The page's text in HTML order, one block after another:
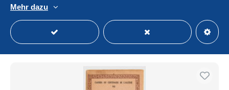
Privatperson
Mehr dazu